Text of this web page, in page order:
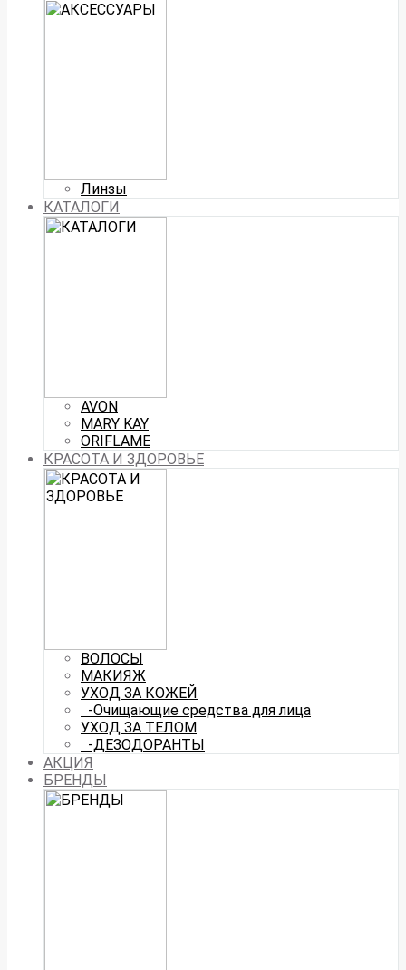
Линзы
КАТАЛОГИ
AVON
MARY KAY
ORIFLAME
КРАСОТА И ЗДОРОВЬЕ
ВОЛОСЫ
МАКИЯЖ
УХОД ЗА КОЖЕЙ
-Очищающие средства для лица
УХОД ЗА ТЕЛОМ
-ДЕЗОДОРАНТЫ
АКЦИЯ
БРЕНДЫ